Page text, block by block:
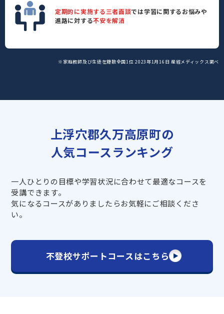
定期的に実施する三者面談では学習に関するお悩みや
進路に対する不安を解消
※家庭教師及び生徒在籍数全国1位 2023年1月16日 産經メディックス調べ
上浮穴郡久万高原町の
人気コースランキング
一人ひとりの目標や学習状況に合わせて最適なコースを
受講できます。
気になるコースがありましたらお気軽にご相談くださ
い。
不登校サポートコースはこちら